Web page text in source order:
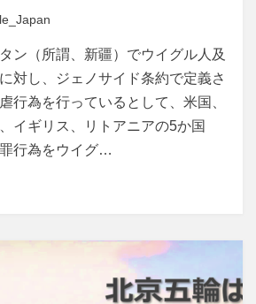
ン（所謂、新疆）でウイグル人及
対し、ジェノサイド条約で定義さ
行為を行っているとして、米国、
イギリス、リトアニアの5か国
行為をウイグ…